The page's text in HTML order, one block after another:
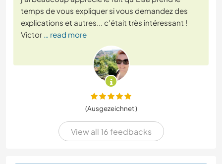
temps de vous expliquer si vous demandez des
explications et autres... c'était très intéressant !
Victor … read more
(Ausgezeichnet )
View all 16 feedbacks